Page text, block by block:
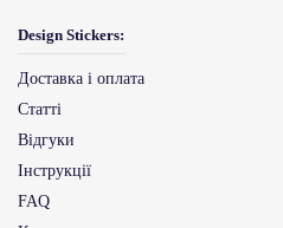
Design Stickers:
Доставка і оплата
Статті
Відгуки
Інструкції
FAQ